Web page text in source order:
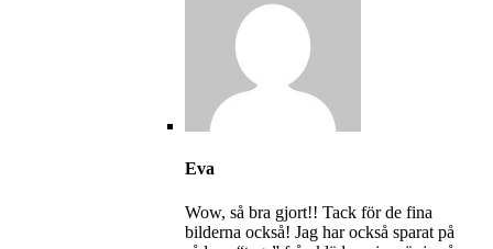
Eva
Wow, så bra gjort!! Tack för de fina
bilderna också! Jag har också sparat på